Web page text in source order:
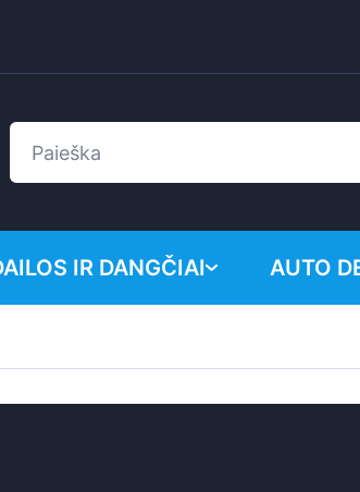
IR DANGČIAI AUTO